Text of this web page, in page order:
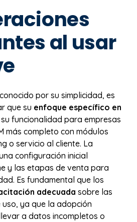
al usar
por su simplicidad, es
que su enfoque específico en
funcionalidad para empresas
más completo con módulos
o servicio al cliente. La
configuración inicial
y las etapas de venta para
Es fundamental que los
adecuada sobre las
ya que la adopción
a datos incompletos o